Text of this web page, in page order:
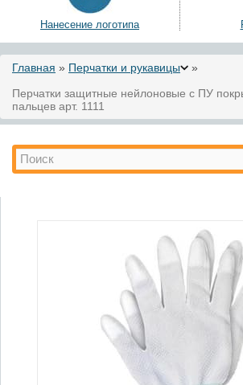
Нанесение логотипа
Вы здесь
Главная » Перчатки и рукавицы
»
Перчатки защитные нейлоновые с ПУ
пальцев арт. 1111
Форма поиска
Поиск